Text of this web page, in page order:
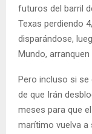
futuros del barril
Texas perdiendo
disparándose,
Mundo,
Pero incluso si se
de que Irán
meses para que
marítimo vuelva a